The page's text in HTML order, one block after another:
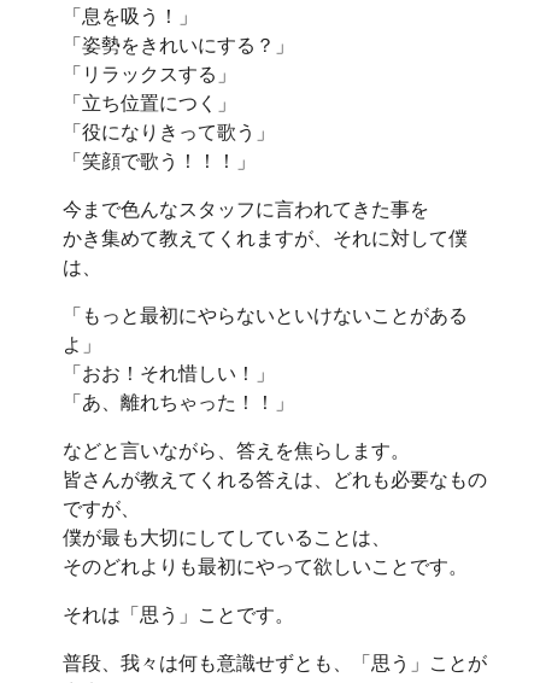
「息を吸う！」
「姿勢をきれいにする？」
「リラックスする」
「立ち位置につく」
「役になりきって歌う」
「笑顔で歌う！！！」
今まで色んなスタッフに言われてきた事を
かき集めて教えてくれますが、それに対して僕
は、
「もっと最初にやらないといけないことがある
よ」
「おお！それ惜しい！」
「あ、離れちゃった！！」
などと言いながら、答えを焦らします。
皆さんが教えてくれる答えは、どれも必要なもの
ですが、
僕が最も大切にしてしていることは、
そのどれよりも最初にやって欲しいことです。
それは「思う」ことです。
普段、我々は何も意識せずとも、「思う」ことが